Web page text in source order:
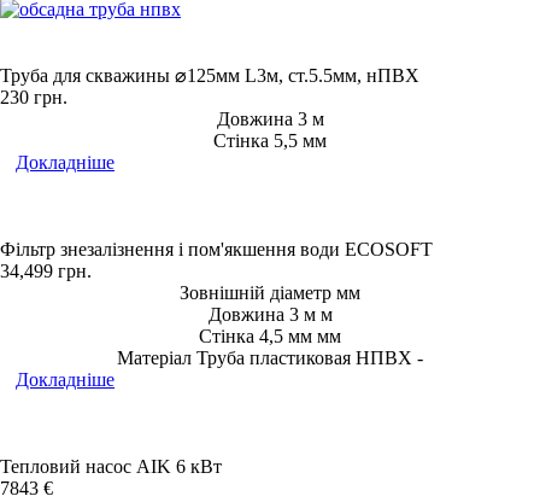
Труба для скважины ⌀125мм L3м, ст.5.5мм, нПВХ
230 грн.
Довжина 3 м
Стінка 5,5 мм
Докладніше
Фільтр знезалізнення і пом'якшення води ECOSOFT
34,499 грн.
Зовнішній діаметр мм
Довжина 3 м м
Стінка 4,5 мм мм
Матеріал Труба пластиковая НПВХ -
Докладніше
Тепловий насос AIK 6 кВт
7843 ‎€